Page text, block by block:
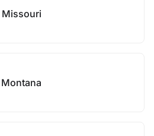
Missouri
Montana